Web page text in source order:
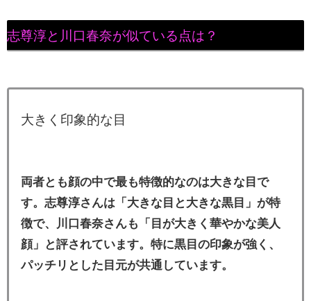
志尊淳と川口春奈が似ている点は？
大きく印象的な目
両者とも顔の中で最も特徴的なのは大きな目で
す。志尊淳さんは「大きな目と大きな黒目」が特
徴で、川口春奈さんも「目が大きく華やかな美人
顔」と評されています。特に黒目の印象が強く、
パッチリとした目元が共通しています。